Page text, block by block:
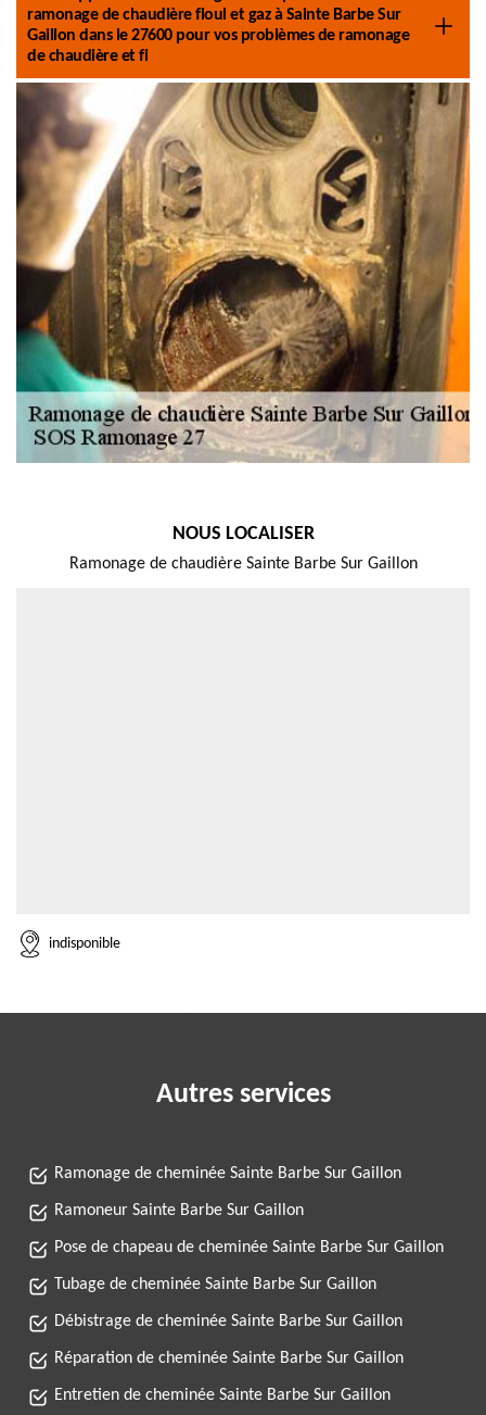
ramonage de chaudière fioul et gaz à Sainte Barbe Sur
Gaillon dans le 27600 pour vos problèmes de ramonage
de chaudière et fi
NOUS LOCALISER
Ramonage de chaudière Sainte Barbe Sur Gaillon
indisponible
Autres services
Ramonage de cheminée Sainte Barbe Sur Gaillon
Ramoneur Sainte Barbe Sur Gaillon
Pose de chapeau de cheminée Sainte Barbe Sur Gaillon
Tubage de cheminée Sainte Barbe Sur Gaillon
Débistrage de cheminée Sainte Barbe Sur Gaillon
Réparation de cheminée Sainte Barbe Sur Gaillon
Entretien de cheminée Sainte Barbe Sur Gaillon